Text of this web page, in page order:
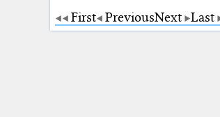
First PreviousNext Last